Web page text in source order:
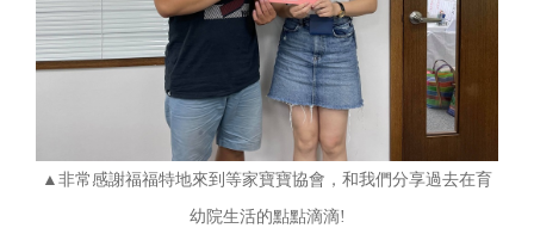
▲非常感謝福福特地來到等家寶寶協會，和我們分享過去在育
幼院生活的點點滴滴!